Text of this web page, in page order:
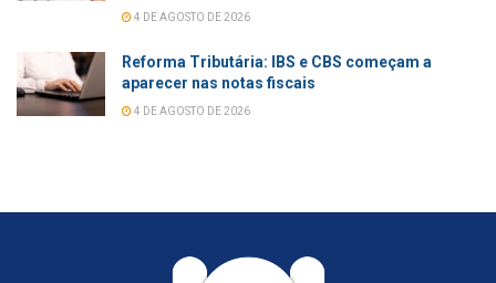
4 DE AGOSTO DE 2026
Reforma Tributária: IBS e CBS começam a
aparecer nas notas fiscais
4 DE AGOSTO DE 2026